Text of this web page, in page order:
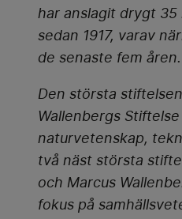
har anslagit drygt
sedan 1917, varav
de senaste fem åren.
Den största
Wallenbergs
naturvetenskap,
två näst största
och Marcus
fokus på